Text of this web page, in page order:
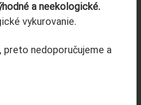
a neekologické.
vykurovanie.
preto nedoporučujeme a